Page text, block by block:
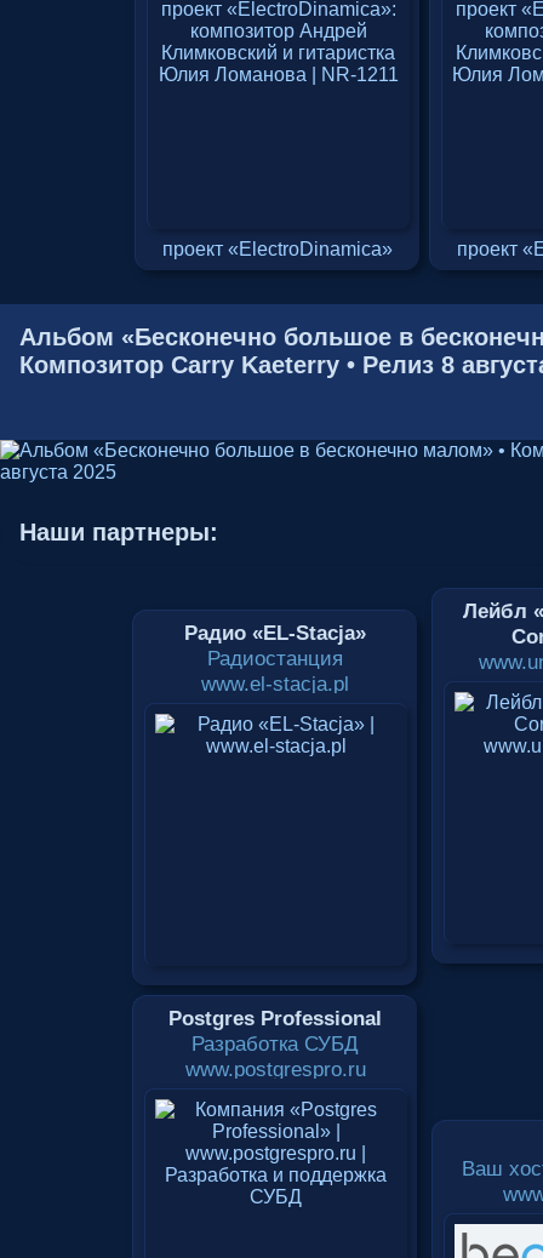
проект «ElectroDinamica» проект
Альбом «Бесконечно большое в
Композитор Carry Kaeterry • Релиз 8
Наши партнеры:
Радио «EL-Stacja»
Радиостанция
www.el-stacja.pl
Лейбл
Postgres Professional
Разработка СУБД
www.postgrespro.ru
Ваш